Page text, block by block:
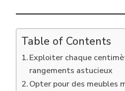
Table of Contents
Exploiter chaque
rangements astucieux
Opter pour des meubles